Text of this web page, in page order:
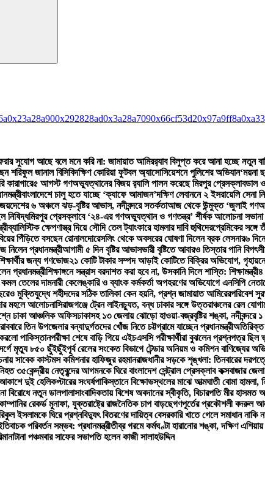
0x23a28a900x292828ad0x3a28a7090x66cf53d20x97a9ff8a
সুযোগ আছে বলে মনে করি না: জামায়াত আমিরর‍্যাব বিলুপ্ত করে আনা হচ্ছে নতুন
শরিফুল জানাল বিসিবিদক্ষিণ কোরিয়া ফুটবল অ্যাসোসিয়েশনে পুলিশের অভিযান‘ময়না
কারাগারে৫ আগস্ট গণঅভ্যুত্থানের বিজয় র‍্যালি পালন করেছে মিরপুর প্রেসক্লাবডাল
বাংলাদেশে চালু হতে যাচ্ছে ‘ক্যাফে আমাজন’দক্ষিণ লেবাননে ২ ইসরায়েলি
দেশের ৬ অঞ্চলে ঝড়-বৃষ্টির আভাস, নদীবন্দরে সতর্কতাআজ থেকে উন্মুক্ত ‘জুলাই
নিষিদ্ধমিরপুর প্রেসক্লাবে ‘২৪-এর গণঅভ্যুত্থান ও গণতন্ত্র’ শীর্ষক আলোচনা সভা
ব্যালিস্টিক ক্ষেপণাস্ত্র দিয়ে সৌদি তেল ট্যাংকারে হামলার দাবি হুথিদেরপ্রেমিকের
পিঁড়িতে বসছেন রোনালদোরেসলিং থেকে অবসরের ঘোষণা দিলেন ব্রক লেসনার৬
প্রধানমন্ত্রীআগামী ৫ দিন বৃষ্টির আভাসভারী বৃষ্টিতে আবারও তিস্তার পানি
জন্য গণভোজ২১ কোটি টাকার সম্পদ আড়াই কোটিতে বিক্রির অভিযোগ,
প্রধানমন্ত্রীশিক্ষাঙ্গনে সন্ত্রাস বরদাশত করা হবে না, উসকানি দিলে শাস্তি: শিক্ষামন্ত্রী৪
কমল তেলের দামনারী কেলেঙ্কারি ও ব্যাংক কর্মকর্তা অপহরণের অভিযোগে এনসিপি
মুক্তিযুদ্ধে শহীদদের সঠিক তালিকা কেন হয়নি, প্রশ্ন জামায়াত আমিরেরপরিবেশ
মহলে আলোচনাসিরাজগঞ্জে ট্রেন লাইনচ্যুত, বন্ধ ঢাকার সঙ্গে উত্তরাঞ্চলের রেল
ঢাকা আঞ্চলিক অফিসঢাকাসহ ১৩ জেলায় ঝোড়ো হাওয়া-বজ্রবৃষ্টির শঙ্কা, নদীবন্দরে
তিন উপজেলার বন্যাদুর্গতদের খোঁজ নিতে চট্টগ্রামে যাচ্ছেন প্রধানমন্ত্রীঅতিরিক্ত
পাকিস্তানপরীক্ষা শেষে বাড়ি গিয়ে এইচএসসি পরীক্ষার্থীরা বুঝলেন প্রশ্নপত্র ছিল
মৃত্যু ৮৫০ ছুঁইছুঁইপূর্ব রেলের সংকেত বিভাগে টেন্ডার অনিয়ম ও কমিশন বাণিজ্যের
সাবেক কাস্টমস কমিশনার হাফিজুর রহমানরাজধানীর সড়কে শৃঙ্খলা: তিনবারের
৩৫কেন্দ্রীয় নেতৃবৃন্দের আগমনকে ঘিরে বাংলাদেশ সেন্ট্রাল প্রেসক্লাব কক্সবাজার
দুই হেলিকপ্টারের সংঘর্ষপাকিস্তানে বিক্ষোভস্থলের মাঝে আত্মঘাতী বোমা হামলা,
বিরোধে নতুন ডালপালাসাংবাদিকতায় বিশেষ অবদানের স্বীকৃতি, বিচারপতি মীর
রেকর্ড মুনাফা, যুক্তরাষ্ট্রে রাজনৈতিক চাপ বাড়ছেগণপূর্তের প্রকৌশলী বদরুল
ইসলামকে ঘিরে প্রশ্নবিদ্যুৎ বিতরণের দায়িত্ব বেসরকারি খাতে গেলে সমাধান
পরিবর্তন সম্ভব: প্রধানমন্ত্রীতীব্র গরমে কর্মঘণ্টা হারানোর শঙ্কা, দক্ষিণ
টানা পঞ্চমবার সাফের সভাপতি হলেন কাজী সালাহউদ্দিন